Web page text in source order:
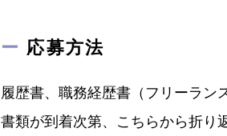
ー 応募方法
履歴書、職務経歴書（フリーラン
書類が到着次第、こちらから折り